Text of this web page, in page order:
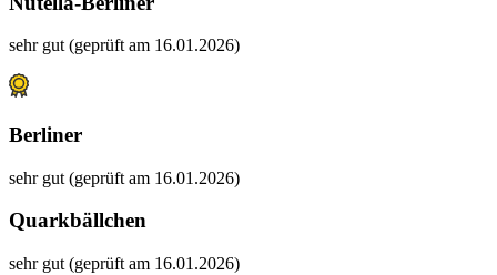
sehr gut (geprüft am 16.01.2026)
Berliner
sehr gut (geprüft am 16.01.2026)
Quarkbällchen
sehr gut (geprüft am 16.01.2026)